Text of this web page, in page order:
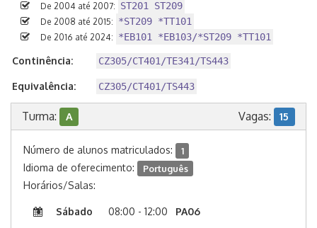
De 2004 até 2007: ST201 ST209
De 2008 até 2015: *ST209 *TT101
De 2016 até 2024: *EB101 *EB103/*ST209 *TT101
Continência: CZ305/CT401/TE341/TS443
Equivalência: CZ305/CT401/TS443
Turma: A Vagas: 15
Número de alunos matriculados: 1
Idioma de oferecimento: Português
Horários/Salas:
Sábado 08:00 - 12:00
PA06